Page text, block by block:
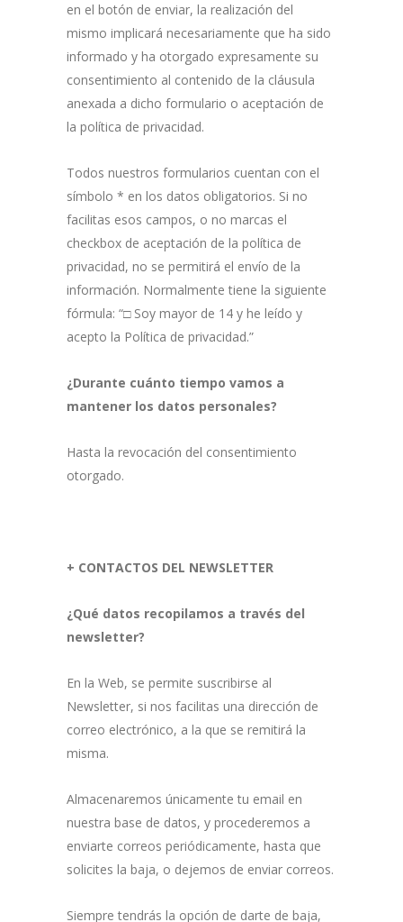
en el botón de enviar, la realización del
mismo implicará necesariamente que ha sido
informado y ha otorgado expresamente su
consentimiento al contenido de la cláusula
anexada a dicho formulario o aceptación de
la política de privacidad.
Todos nuestros formularios cuentan con el
símbolo * en los datos obligatorios. Si no
facilitas esos campos, o no marcas el
checkbox de aceptación de la política de
privacidad, no se permitirá el envío de la
información. Normalmente tiene la siguiente
fórmula: “□ Soy mayor de 14 y he leído y
acepto la Política de privacidad.”
¿Durante cuánto tiempo vamos a
mantener los datos personales?
Hasta la revocación del consentimiento
otorgado.
+ CONTACTOS DEL NEWSLETTER
¿Qué datos recopilamos a través del
newsletter?
En la Web, se permite suscribirse al
Newsletter, si nos facilitas una dirección de
correo electrónico, a la que se remitirá la
misma.
Almacenaremos únicamente tu email en
nuestra base de datos, y procederemos a
enviarte correos periódicamente, hasta que
solicites la baja, o dejemos de enviar correos.
Siempre tendrás la opción de darte de baja,